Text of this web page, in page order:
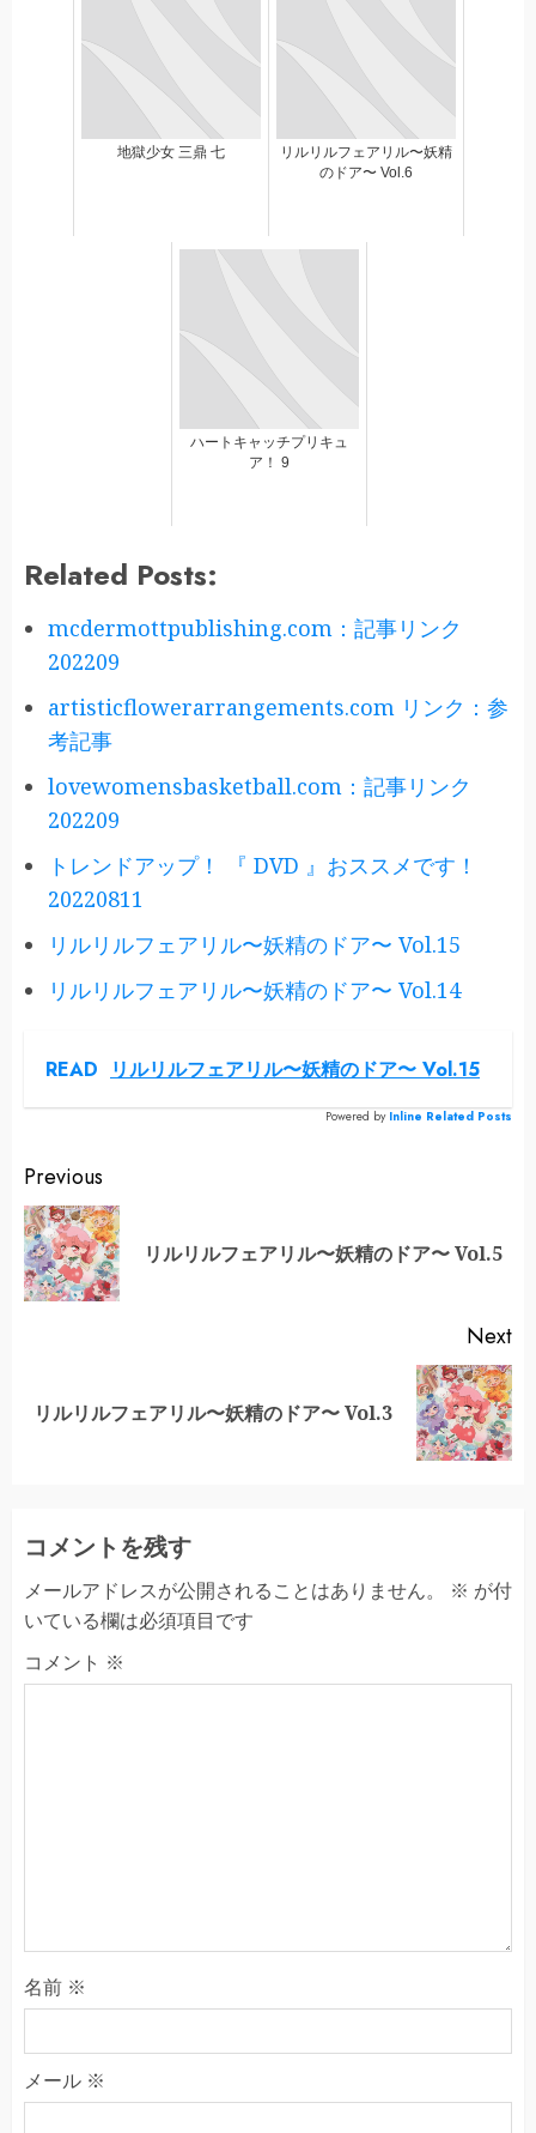
地獄少女 三鼎 七
リルリルフェアリル〜妖精
のドア〜 Vol.6
ハートキャッチプリキュ
ア！ 9
Related Posts:
mcdermottpublishing.com：記事リンク
202209
artisticflowerarrangements.com リンク：参
考記事
lovewomensbasketball.com：記事リンク
202209
トレンドアップ！ 『 DVD 』おススメです！
20220811
リルリルフェアリル〜妖精のドア〜 Vol.15
リルリルフェアリル〜妖精のドア〜 Vol.14
READ リルリルフェアリル〜妖精のドア〜 Vol.15
Powered by Inline Related Posts
Continue
Reading
Previous
リルリルフェアリル〜妖精のドア〜 Vol.5
Next
Next
リルリルフェアリル〜妖精のドア〜 Vol.3
コメントを残す
メールアドレスが公開されることはありません。 ※ が付
いている欄は必須項目です
コメント ※
名前 ※
メール ※